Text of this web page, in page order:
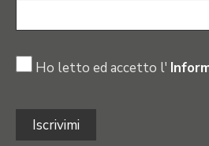
Ho letto ed accetto l'